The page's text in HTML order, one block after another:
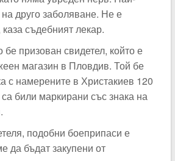
друго заболяване. Не е
съдебният лекар.
призован свидетел, който е
магазин в Пловдив. Той бе
с намерените в Христакиев 120
били маркирани със знака на
подобни боеприпаси е
да бъдат закупени от